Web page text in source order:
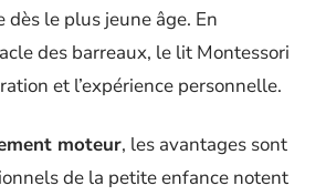
le plus jeune âge. En
des barreaux, le lit Montessori
et l’expérience personnelle.
moteur, les avantages sont
de la petite enfance notent